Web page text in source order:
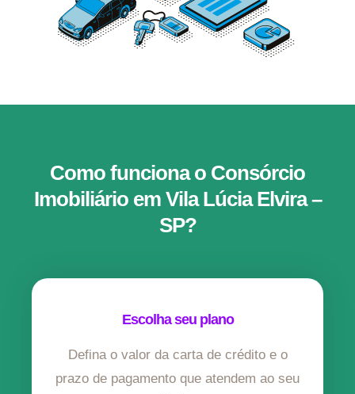
Como funciona o Consórcio
Imobiliário em Vila Lúcia Elvira –
SP?
Escolha seu plano
Defina o valor da carta de crédito e o
prazo de pagamento que atendem ao seu